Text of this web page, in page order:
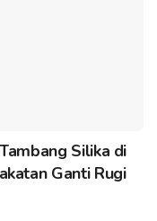
Silika di
Ganti Rugi